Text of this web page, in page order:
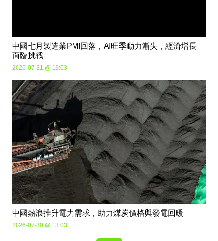
中國七月製造業PMI回落，AI旺季動力漸失，經濟增長
面臨挑戰
2026-07-31 @ 13:03
中國熱浪推升電力需求，助力煤炭價格與發電回暖
2026-07-30 @ 13:03